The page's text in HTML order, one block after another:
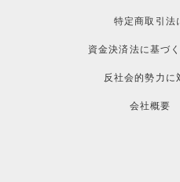
特定商取引法
資金決済法に基づ
反社会的勢力に
会社概要